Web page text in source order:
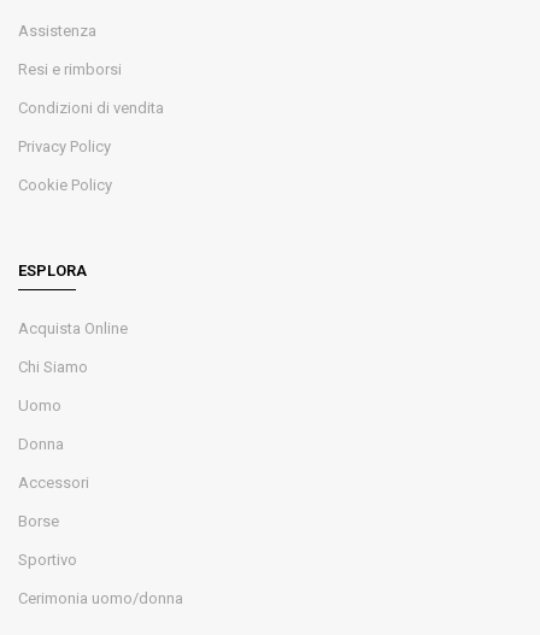
Assistenza
Resi e rimborsi
Condizioni di vendita
Privacy Policy
Cookie Policy
ESPLORA
Acquista Online
Chi Siamo
Uomo
Donna
Accessori
Borse
Sportivo
Cerimonia uomo/donna